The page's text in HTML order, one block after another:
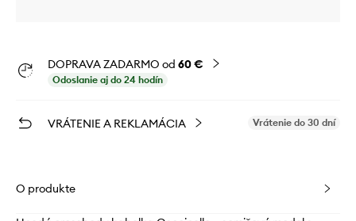
DOPRAVA ZADARMO od 60 €
Odoslanie aj do 24 hodín
VRÁTENIE A REKLAMÁCIA Vrátenie do 30 dní
O produkte